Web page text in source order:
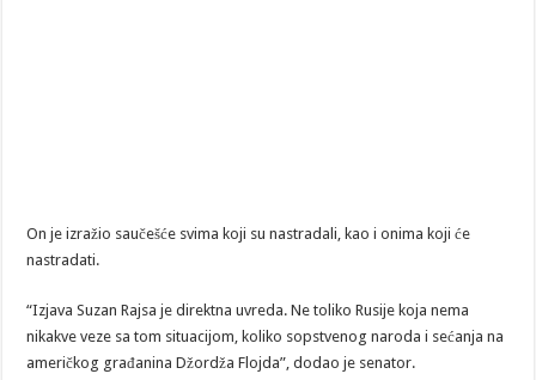
On je izražio saučešće svima koji su nastradali, kao i onima koji će
nastradati.
“Izjava Suzan Rajsa je direktna uvreda. Ne toliko Rusije koja nema
nikakve veze sa tom situacijom, koliko sopstvenog naroda i sećanja na
američkog građanina Džordža Flojda”, dodao je senator.